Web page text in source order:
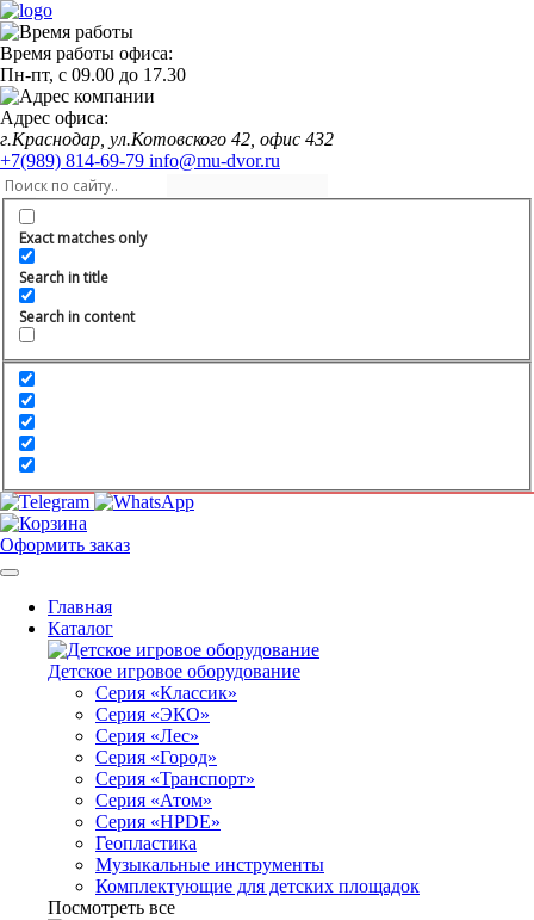
Время работы офиса:
Пн-пт, с 09.00 до 17.30
Адрес офиса:
г.Краснодар, ул.Котовского 42, офис 432
+7(989) 814-69-79 info@mu-dvor.ru
Exact matches only
Search in title
Search in content
Оформить заказ
Главная
Каталог
Детское игровое оборудование
Серия «Классик»
Серия «ЭКО»
Серия «Лес»
Серия «Город»
Серия «Транспорт»
Серия «Атом»
Серия «HPDE»
Геопластика
Музыкальные инструменты
Комплектующие для детских площадок
Посмотреть все